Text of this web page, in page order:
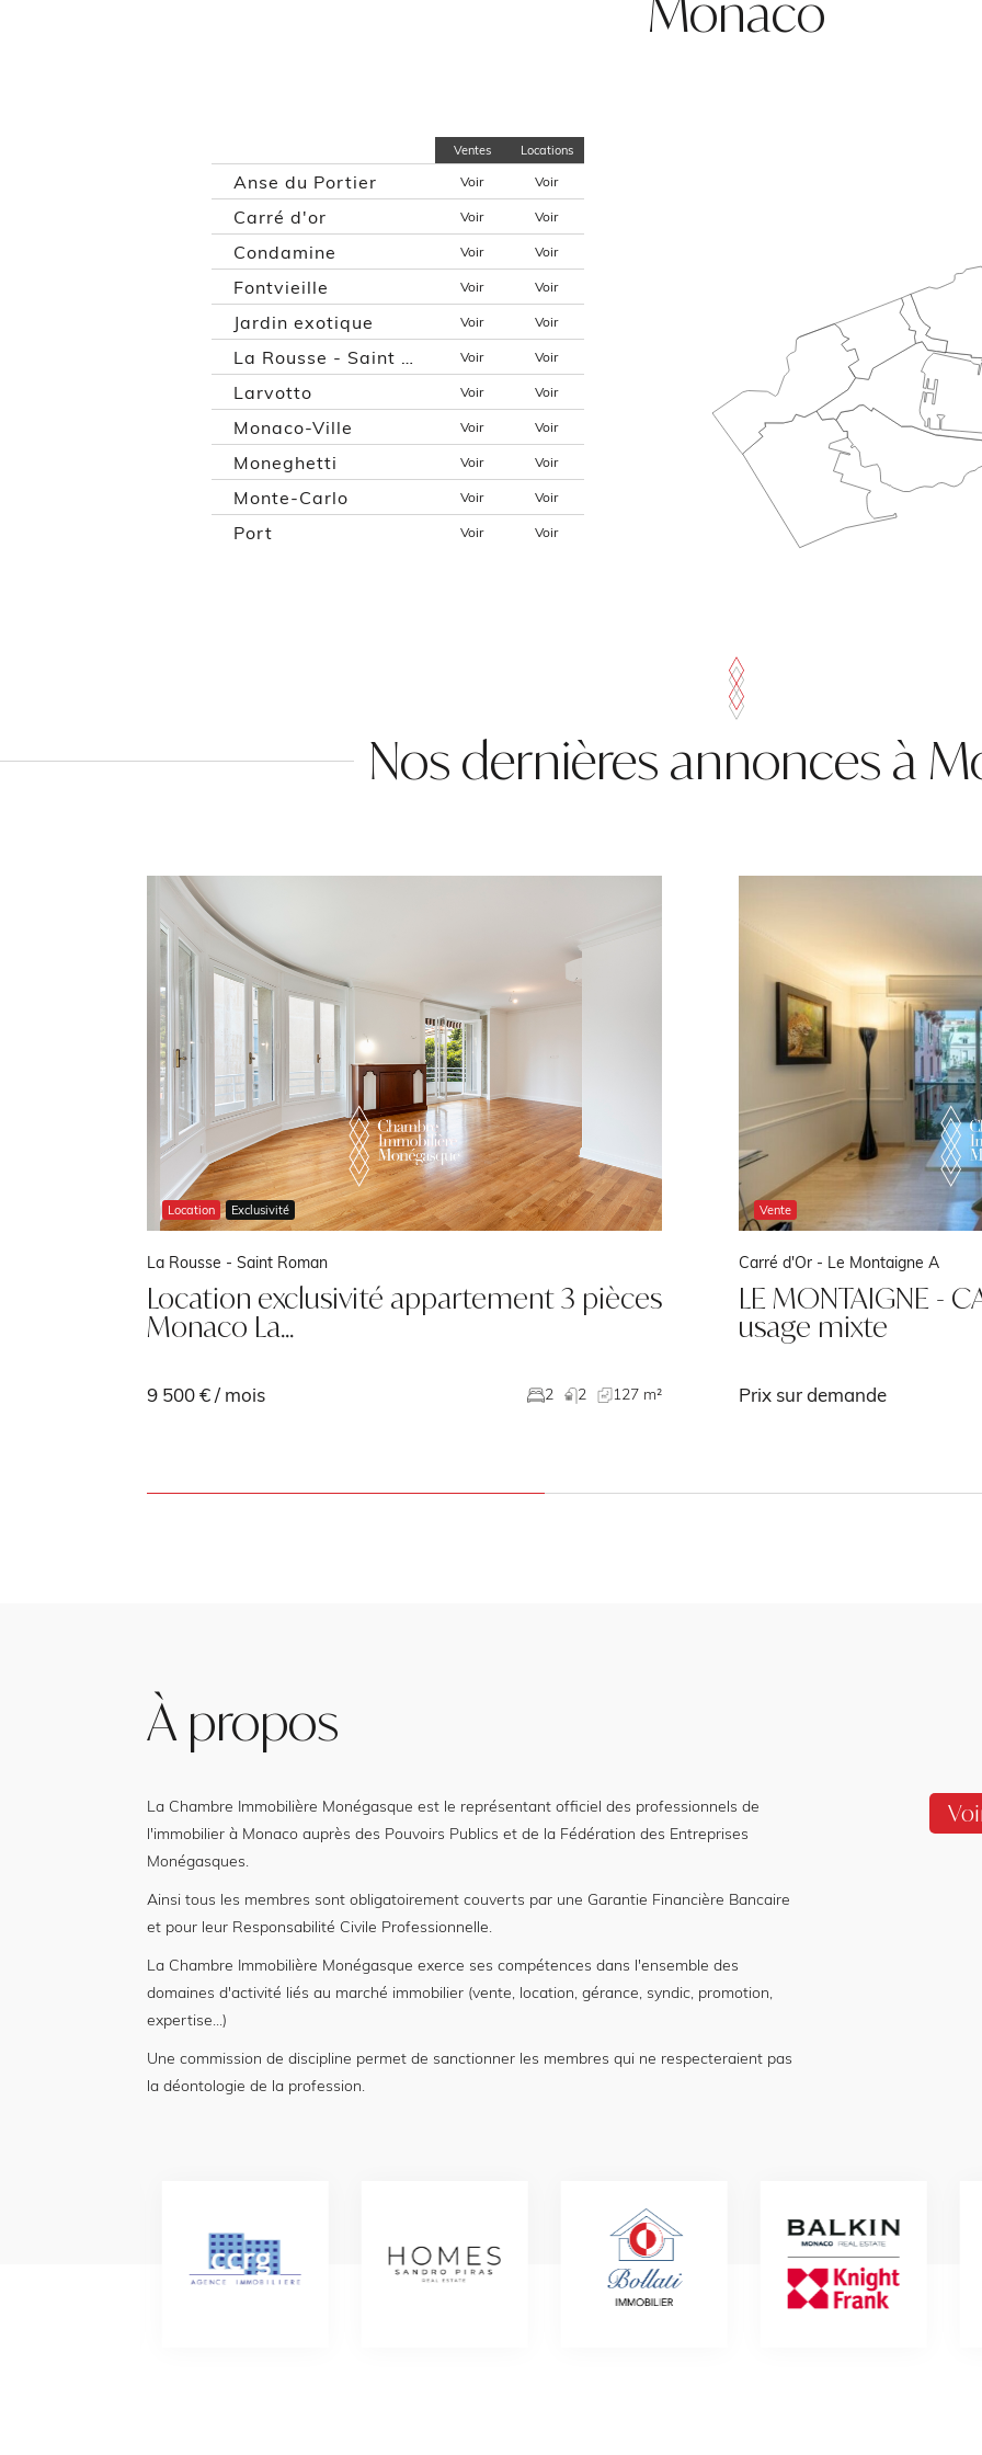
Monaco
Ventes Locations
Anse du Portier Voir Voir
Carré d'or Voir Voir
Condamine Voir Voir
Fontvieille Voir Voir
Jardin exotique Voir Voir
Voir Voir
Larvotto Voir Voir
Monaco-Ville Voir Voir
Moneghetti Voir Voir
Monte-Carlo Voir Voir
Port Voir Voir
Nos dernières annonces à
Location Exclusivité
La Rousse - Saint Roman
Location exclusivité appartement 3 pièces
Monaco La…
9 500 € / mois 2 2 127 m²
Vente
Carré d'Or - Le Montaigne A
LE MONTAIGNE -
usage mixte
Prix sur demande
À propos
La Chambre Immobilière Monégasque est le représentant officiel des professionnels de
l'immobilier à Monaco auprès des Pouvoirs Publics et de la Fédération des Entreprises
Monégasques.
Ainsi tous les membres sont obligatoirement couverts par une Garantie Financière Bancaire
et pour leur Responsabilité Civile Professionnelle.
La Chambre Immobilière Monégasque exerce ses compétences dans l'ensemble des
domaines d'activité liés au marché immobilier (vente, location, gérance, syndic, promotion,
expertise...)
Une commission de discipline permet de sanctionner les membres qui ne respecteraient pas
la déontologie de la profession.